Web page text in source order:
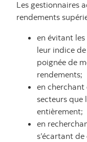
Les gestionnaires
rendements
en évitant
leur indice
poignée de
rendements;
en cherchant
secteurs que
entièrement;
en
s’écartant